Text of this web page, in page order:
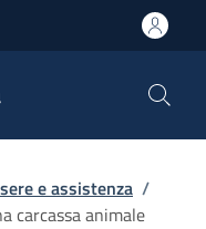
e assistenza /
carcassa animale